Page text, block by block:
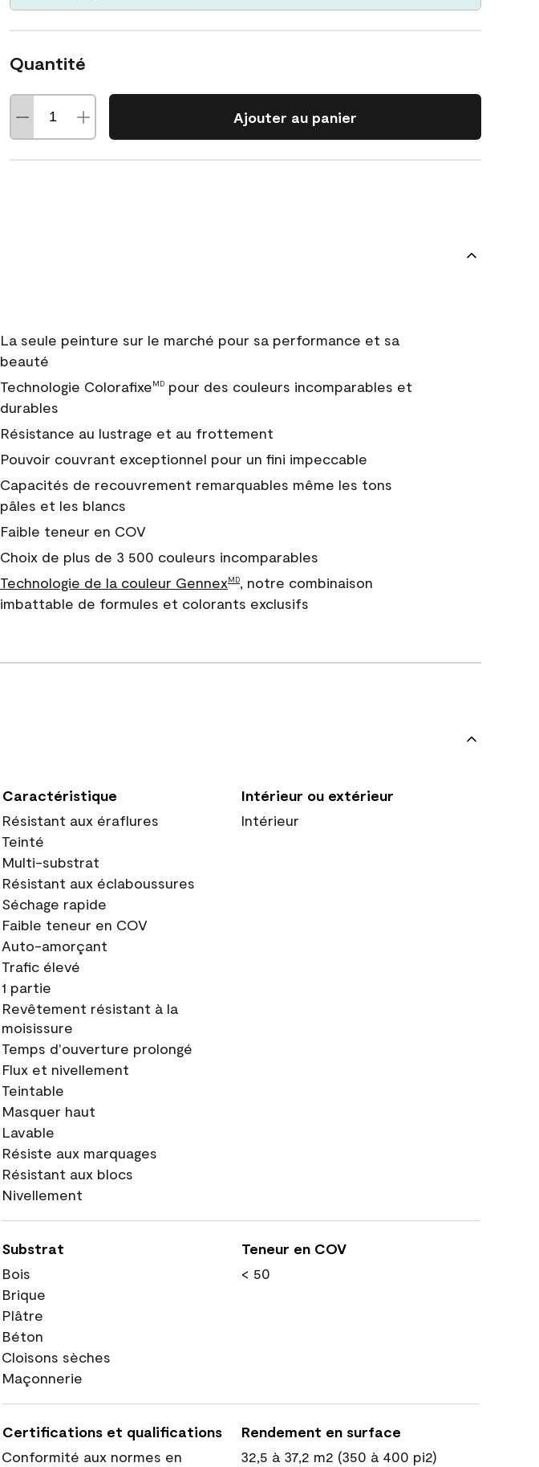
Quantité
Ajouter au panier
La seule peinture sur le marché pour sa performance et sa
beauté
Technologie ColorafixeMDpour des couleurs incomparables et
durables
Résistance au lustrage et au frottement
Pouvoir couvrant exceptionnel pour un fini impeccable
Capacités de recouvrement remarquables même les tons
pâles et les blancs
Faible teneur en COV
Choix de plus de 3 500 couleurs incomparables
Technologie de la couleur GennexMD, notre combinaison
imbattable de formules et colorants exclusifs
Caractéristique
Résistant aux éraflures
Teinté
Multi-substrat
Résistant aux éclaboussures
Séchage rapide
Faible teneur en COV
Auto-amorçant
Trafic élevé
1 partie
Revêtement résistant à la
moisissure
Temps d'ouverture prolongé
Flux et nivellement
Teintable
Masquer haut
Lavable
Résiste aux marquages
Résistant aux blocs
Nivellement
Intérieur ou extérieur
Intérieur
Substrat
Bois
Brique
Plâtre
Béton
Cloisons sèches
Maçonnerie
Teneur en COV
< 50
Certifications et qualifications
Conformité aux normes en
Rendement en surface
32,5 à 37,2 m2 (350 à 400 pi2)